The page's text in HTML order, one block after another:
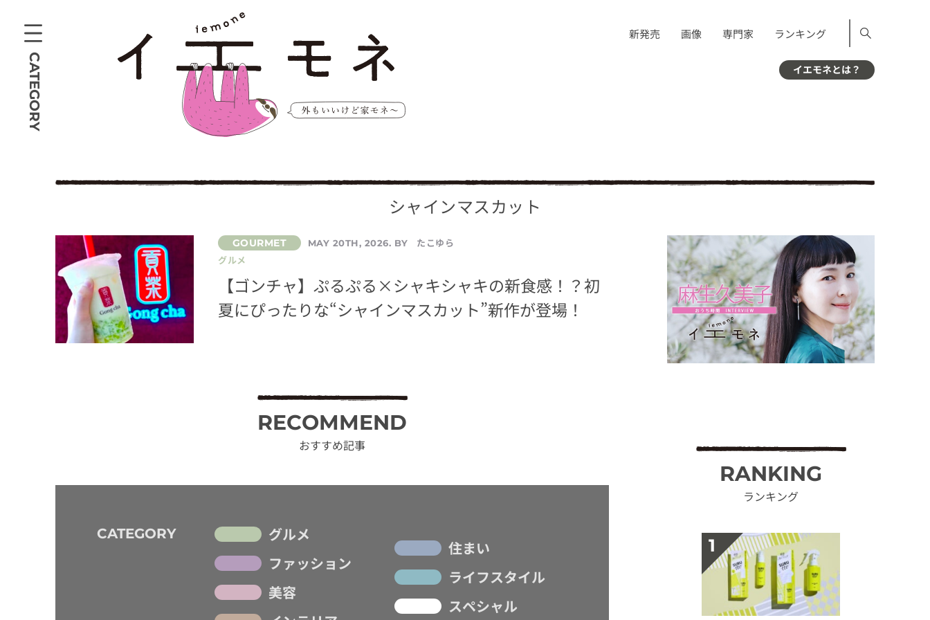
CATEGORY
新発売 画像 専門家 ランキング
イエモネとは？
シャインマスカット
MAY 20TH, 2026. BY
たこゆら
グルメ
【ゴンチャ】ぷるぷる×シャキシャキの新食感！？初
夏にぴったりな“シャインマスカット”新作が登場！
RECOMMEND
おすすめ記事
CATEGORY
グルメ
ファッション
美容
住まい
ライフスタイル
スペシャル
RANKING
ランキング